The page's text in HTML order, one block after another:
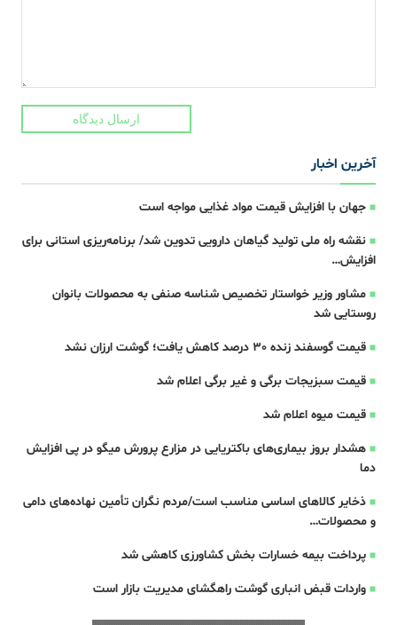
ارسال دیدگاه
آخرین اخبار
جهان با افزایش قیمت مواد غذایی مواجه است
نقشه راه ملی تولید گیاهان دارویی تدوین شد/ برنامه‌ریزی استانی برای
افزایش…
مشاور وزیر خواستار تخصیص شناسه صنفی به محصولات بانوان
روستایی شد
قیمت گوسفند زنده 30 درصد کاهش یافت؛ گوشت ارزان نشد
قیمت سبزیجات برگی و غیر برگی اعلام شد
قیمت میوه اعلام شد
هشدار بروز بیماری‌های باکتریایی در مزارع پرورش میگو در پی افزایش
دما
ذخایر کالاهای اساسی مناسب است/مردم نگران تأمین نهاده‌های دامی
و محصولات…
پرداخت بیمه خسارات بخش کشاورزی کاهشی شد
واردات قبض‌ انباری گوشت راهگشای مدیریت بازار است